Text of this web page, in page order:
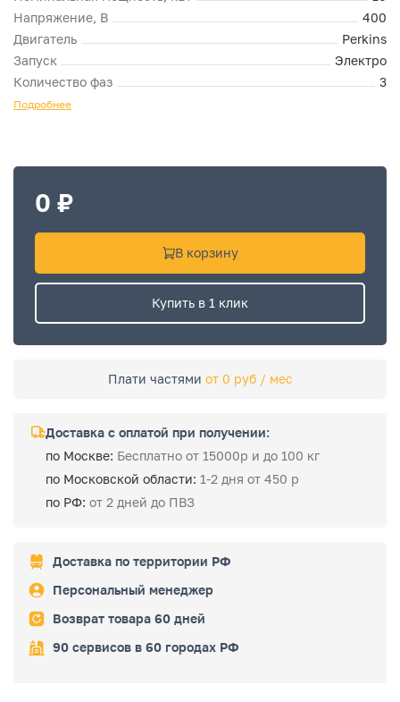
Напряжение, В
400
Двигатель
Perkins
Запуск
Электро
Количество фаз
3
Подробнее
0 ₽
В корзину
Купить в 1 клик
Плати частями от 0 руб / мес
Доставка с оплатой при получении:
по Москве: Бесплатно от 15000р и до 100 кг
по Московской области: 1-2 дня от 450 р
по РФ: от 2 дней до ПВЗ
Доставка по территории РФ
Персональный менеджер
Возврат товара 60 дней
90 сервисов в 60 городах РФ